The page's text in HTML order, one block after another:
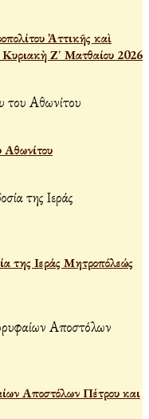
Ἀττικῆς καὶ
Κυριακὴ Ζ΄ Ματθαίου 2026
Αθωνίτου
της Ιεράς Μητροπόλεώς
Αποστόλων Πέτρου και